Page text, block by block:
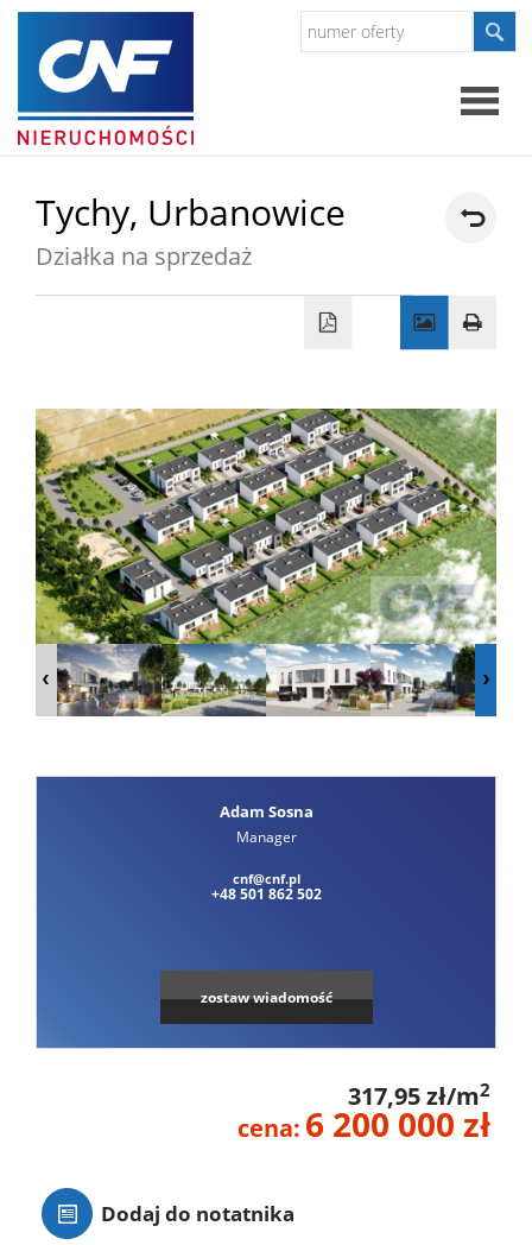
firmie
firmie
Kredyty
Pompy
ciepła
Tychy, Urbanowice
Działka na sprzedaż
Adam Sosna
Manager
cnf@cnf.pl
+48 501 862 502
zostaw wiadomość
317,95 zł/m2
cena: 6 200 000 zł
Dodaj do notatnika